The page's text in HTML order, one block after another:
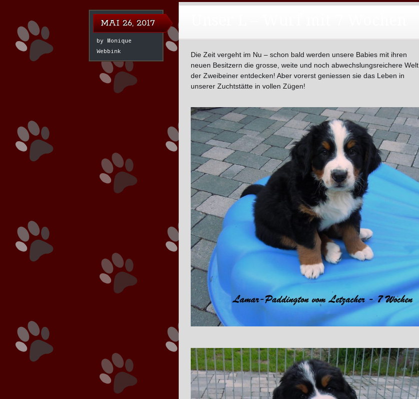
MAI 26, 2017
by Monique
Webbink
Die Zeit vergeht im Nu – schon bald werden unsere Babies mit ihren
neuen Besitzern die grosse, weite und noch abwechslungsreichere Welt
der Zweibeiner entdecken! Aber vorerst geniessen sie das Leben in
unserer Zuchtstätte in vollen Zügen!